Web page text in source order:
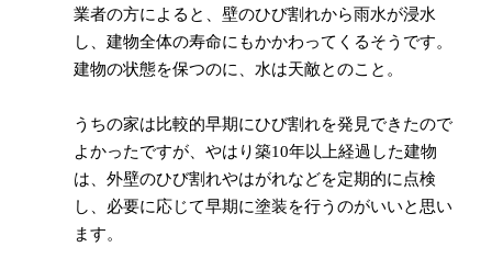
業者の方によると、壁のひび割れから雨水が浸水
し、建物全体の寿命にもかかわってくるそうです。
建物の状態を保つのに、水は天敵とのこと。
うちの家は比較的早期にひび割れを発見できたので
よかったですが、やはり築10年以上経過した建物
は、外壁のひび割れやはがれなどを定期的に点検
し、必要に応じて早期に塗装を行うのがいいと思い
ます。